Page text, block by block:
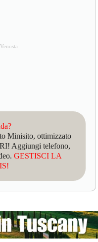
Minisito, ottimizzato
Aggiungi telefono,
GESTISCI LA